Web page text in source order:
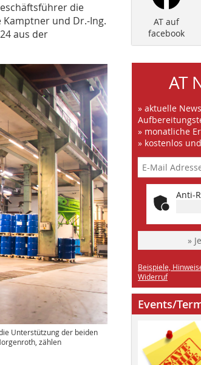
die
Kamptner und Dr.-Ing.
aus der
Unterstützung der beiden
zählen
AT auf
facebook
AT
» aktuelle
» monatliche
» kostenlos
Anti-
»
Beispiele,
Widerruf
Events/